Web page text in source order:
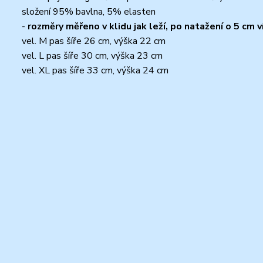
složení 95% bavlna, 5% elasten
- rozměry měřeno v klidu jak leží, po natažení o 5 cm
vel. M pas šíře 26 cm, výška 22 cm
vel. L pas šíře 30 cm, výška 23 cm
vel. XL pas šíře 33 cm, výška 24 cm